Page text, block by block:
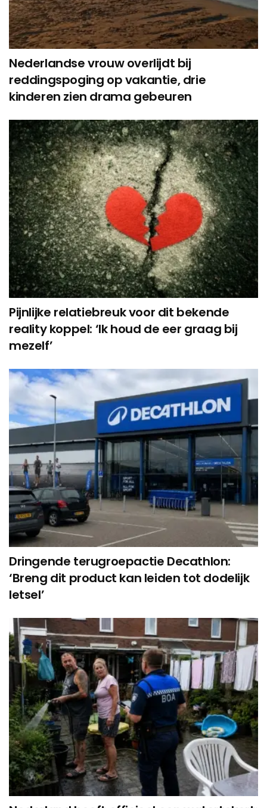
Nederlandse vrouw overlijdt bij
reddingspoging op vakantie, drie
kinderen zien drama gebeuren
Pijnlijke relatiebreuk voor dit bekende
reality koppel: ‘Ik houd de eer graag bij
mezelf’
Dringende terugroepactie Decathlon:
‘Breng dit product kan leiden tot dodelijk
letsel’